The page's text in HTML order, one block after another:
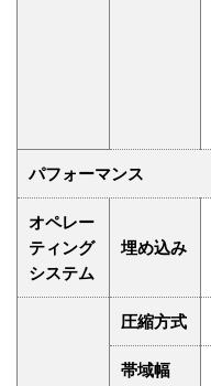
パフォーマンス
オペレー
ティング
システム
埋め込み
圧縮方式
帯域幅